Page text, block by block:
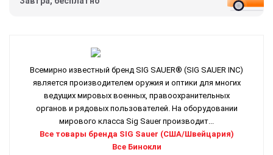
Всемирно известный бренд SIG SAUER® (SIG SAUER INC)
является производителем оружия и оптики для многих
ведущих мировых военных, правоохранительных
органов и рядовых пользователей. На оборудовании
мирового класса Sig Sauer производит...
Все товары бренда SIG Sauer (США/Швейцария)
Все Бинокли